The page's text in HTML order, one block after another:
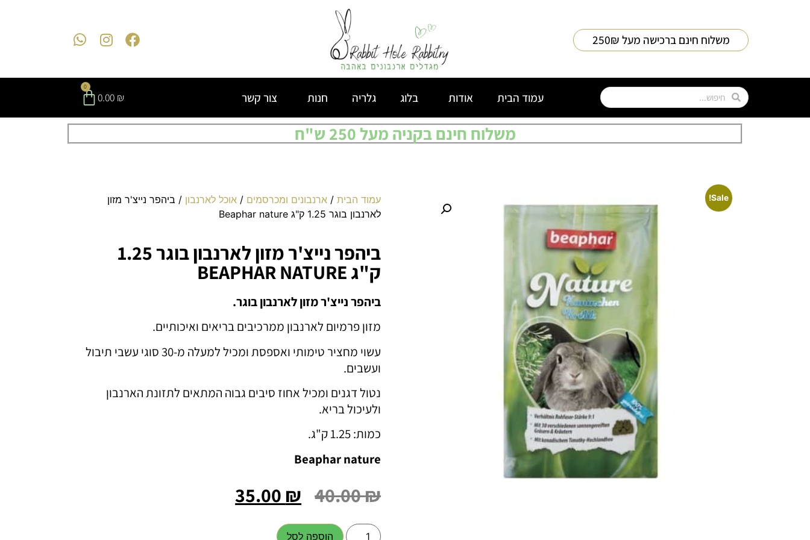
משלוח חינם ברכישה מעל 250₪
עמוד הבית אודות בלוג גלריה חנות צור קשר 0.00 ₪
0
משלוח חינם בקניה מעל 250 ש"ח
Sale! עמוד הבית/ ארנבונים ומכרסמים / אוכל לארנבון / ביהפר נייצ'ר מזון
לארנבון בוגר 1.25 ק"ג Beaphar nature
ביהפר נייצ'ר מזון לארנבון בוגר 1.25
ק"ג BEAPHAR NATURE
ביהפר נייצ'ר מזון לארנבון בוגר.
מזון פרמיום לארנבון ממרכיבים בריאים ואיכותיים.
עשוי מחציר טימותי ואספסת ומכיל למעלה מ-30 סוגי עשבי תיבול
ועשבים.
נטול דגנים ומכיל אחוז סיבים גבוה המתאים לתזונת הארנבון
ולעיכול בריא.
כמות: 1.25 ק"ג.
Beaphar nature
40.00₪
35.00 ₪
המחיר
הקודםהוספה לסל